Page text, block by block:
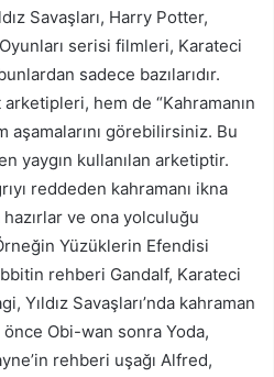
Savaşları, Harry Potter,
serisi filmleri, Karateci
sadece bazılarıdır.
hem de “Kahramanın
aşamalarını görebilirsiniz. Bu
yaygın kullanılan arketiptir.
reddeden kahramanı ikna
ve ona yolculuğu
Yüzüklerin Efendisi
rehberi Gandalf, Karateci
Yıldız Savaşları’nda kahraman
Obi-wan sonra Yoda,
rehberi uşağı Alfred,